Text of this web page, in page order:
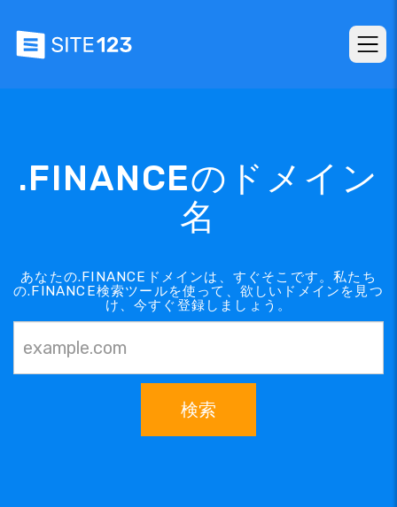
.FINANCEのドメイン
名
あなたの.FINANCEドメインは、すぐそこです。私たち
の.FINANCE検索ツールを使って、欲しいドメインを見つ
け、今すぐ登録しましょう。
検索